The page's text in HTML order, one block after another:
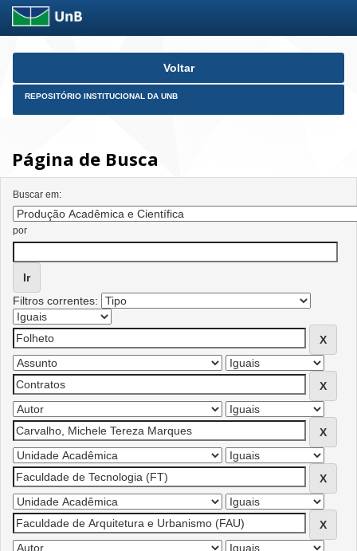
Skip
Voltar
REPOSITÓRIO INSTITUCIONAL DA UNB
Página de Busca
Buscar em:
por
Filtros correntes: